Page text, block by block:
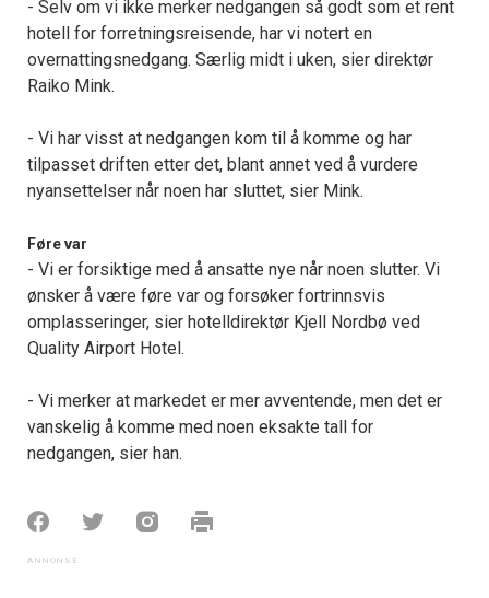
- Selv om vi ikke merker nedgangen så godt som et rent
hotell for forretningsreisende, har vi notert en
overnattingsnedgang. Særlig midt i uken, sier direktør
Raiko Mink.
- Vi har visst at nedgangen kom til å komme og har
tilpasset driften etter det, blant annet ved å vurdere
nyansettelser når noen har sluttet, sier Mink.
Føre var
- Vi er forsiktige med å ansatte nye når noen slutter. Vi
ønsker å være føre var og forsøker fortrinnsvis
omplasseringer, sier hotelldirektør Kjell Nordbø ved
Quality Airport Hotel.
- Vi merker at markedet er mer avventende, men det er
vanskelig å komme med noen eksakte tall for
nedgangen, sier han.